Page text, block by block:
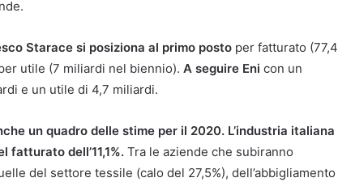
Starace si posiziona al primo posto per fatturato (77,4
utile (7 miliardi nel biennio). A seguire Eni con un
e un utile di 4,7 miliardi.
un quadro delle stime per il 2020. L’industria italiana
fatturato dell’11,1%. Tra le aziende che subiranno
del settore tessile (calo del 27,5%), dell’abbigliamento